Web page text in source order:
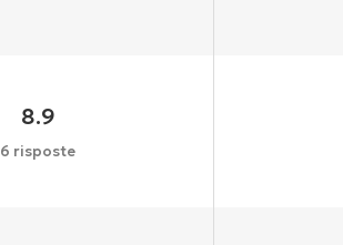
8.9
6 risposte